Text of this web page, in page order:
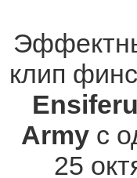
клип
Armyс
25